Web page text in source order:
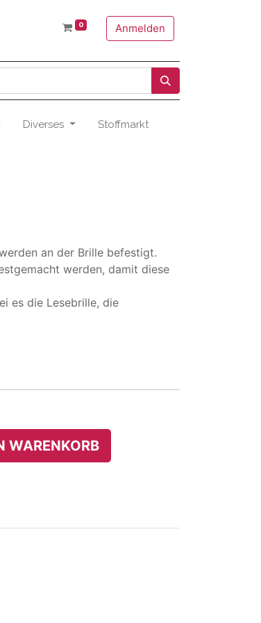
0 Anmelden
Diverses Stoffmarkt
an der Brille befestigt.
werden, damit diese
es die Lesebrille, die
WARENKORB